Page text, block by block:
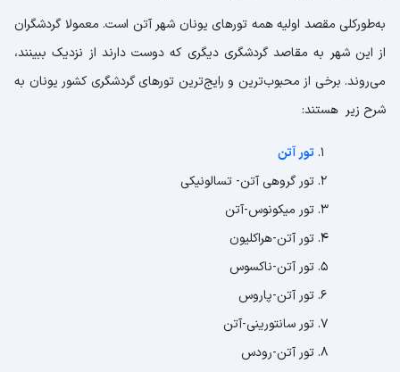
به‌طورکلی مقصد اولیه همه تورهای یونان شهر آتن است. معمولا گردشگران
از این شهر به مقاصد گردشگری دیگری که دوست دارند از نزدیک ببینند،
می‌روند. برخی از محبوب‌ترین و رایج‌ترین تورهای گردشگری کشور یونان به
شرح زیر هستند:
تور آتن
تور گروهی آتن- تسالونیکی
تور میکونوس-آتن
تور آتن-هراکلیون
تور آتن-ناکسوس
تور آتن-پاروس
تور سانتورینی-آتن
تور آتن-رودس